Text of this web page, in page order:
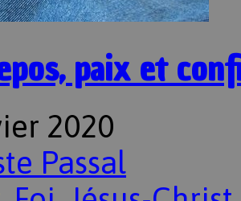
paix et
2020
Passal